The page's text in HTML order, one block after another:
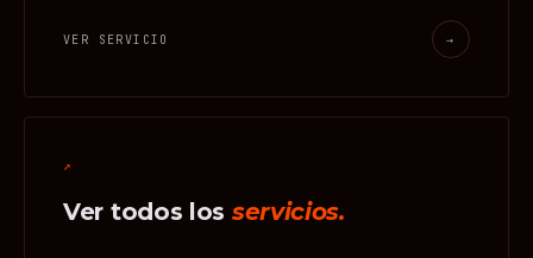
VER SERVICIO →
↗
Ver todos losservicios.